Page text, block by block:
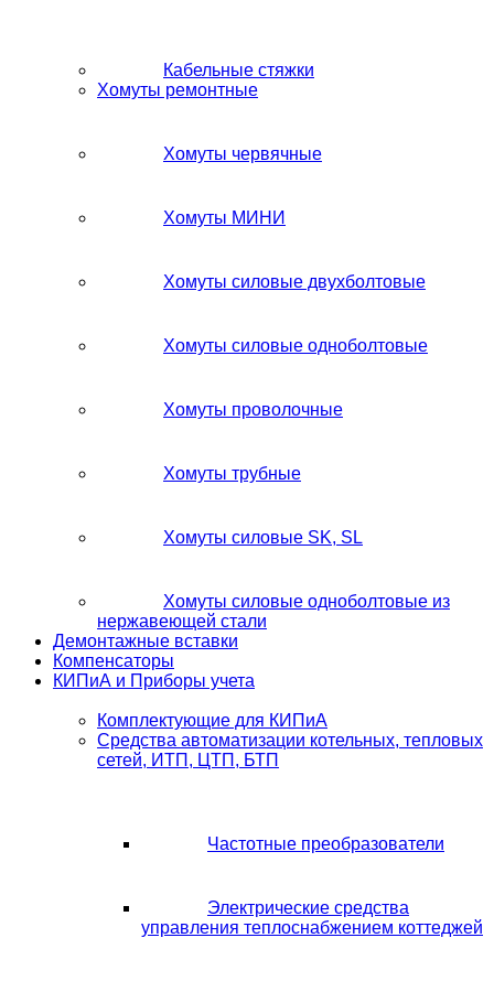
Кабельные стяжки
Хомуты ремонтные
Хомуты червячные
Хомуты МИНИ
Хомуты силовые двухболтовые
Хомуты силовые одноболтовые
Хомуты проволочные
Хомуты трубные
Хомуты силовые SK, SL
Хомуты силовые одноболтовые из
нержавеющей стали
Демонтажные вставки
Компенсаторы
КИПиА и Приборы учета
Комплектующие для КИПиА
Средства автоматизации котельных, тепловых
сетей, ИТП, ЦТП, БТП
Частотные преобразователи
Электрические средства
управления теплоснабжением коттеджей